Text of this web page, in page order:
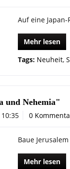
Auf eine
Mehr lesen
Tags: Neuheit,
und Nehemia"
0
Baue
Mehr lesen